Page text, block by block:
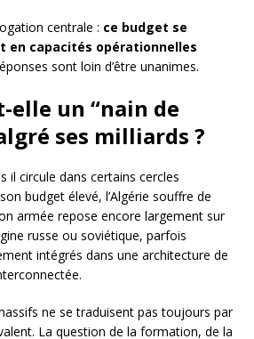
centrale : ce budget se
en capacités opérationnelles
sont loin d’être unanimes.
elle un “nain de
ses milliards ?
il circule dans certains cercles
budget élevé, l’Algérie souffre de
armée repose encore largement sur
russe ou soviétique, parfois
intégrés dans une architecture de
ne se traduisent pas toujours par
La question de la formation, de la